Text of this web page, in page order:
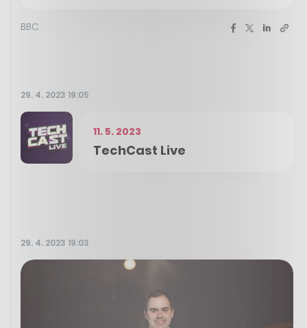
BBC
29. 4. 2023 19:05
11. 5. 2023
TechCast Live
29. 4. 2023 19:03